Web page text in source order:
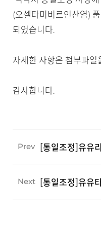
(오셀타미비르인산염)
되었습니다.
자세한 사항은 첨부파일
감사합니다.
Prev
Next